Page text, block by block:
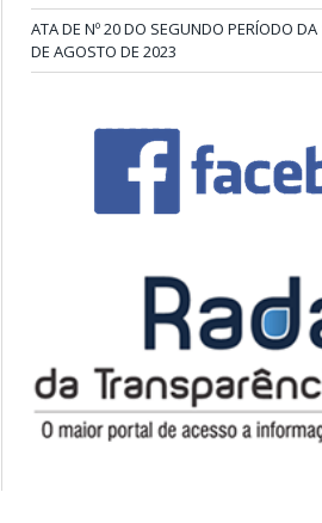
ATA DE Nº 20 DO SEGUNDO PERÍODO DA
DE AGOSTO DE 2023